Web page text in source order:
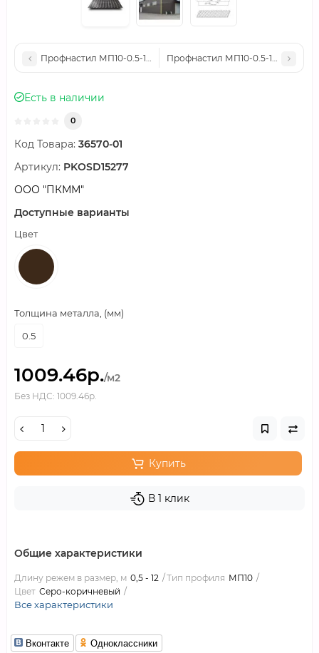
Профнастил МП10-0.5-1100 PURETAN RR29
Профнастил МП10-0.5-1100
Есть в наличии
0
Код Товара: 36570-01
Артикул: PKOSD15277
ООО "ПКММ"
Доступные варианты
Цвет
Толщина металла, (мм)
0.5
1009.46р./м2
Без НДС: 1009.46р.
Купить
В 1 клик
Общие характеристики
Длину режем в размер, м 0,5 - 12 Тип профиля МП10
Цвет Серо-коричневый
Все характеристики
Вконтакте Одноклассники